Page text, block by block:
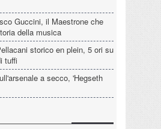
Guccini, il Maestrone che
della musica
storico en plein, 5 ori su
tuffi
a secco, 'Hegseth